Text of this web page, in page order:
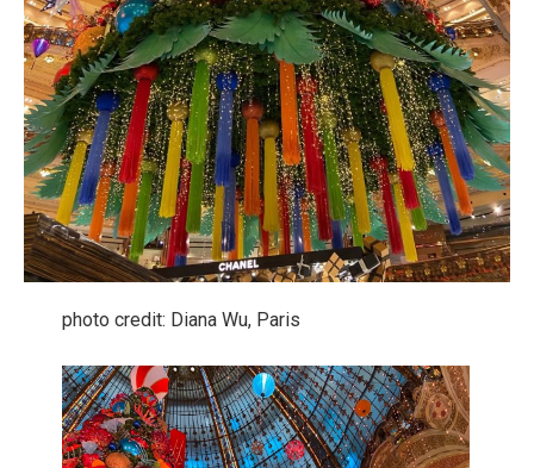
photo credit: Diana Wu, Paris